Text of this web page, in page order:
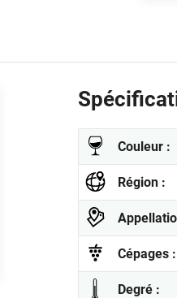
Couleur :
Région :
Cépages :
Degré :